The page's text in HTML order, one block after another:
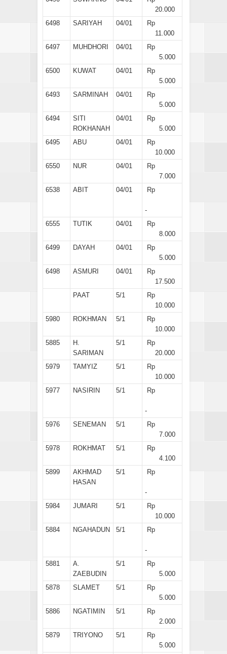
20.000
6498
SARIYAH 04/01
Rp
11.000
6497
MUHDHORI 04/01
Rp
5.000
6500
KUWAT 04/01
Rp
5.000
6493
SARMINAH 04/01
Rp
5.000
6494
SITI
ROKHANAH
04/01
Rp
5.000
6495
ABU 04/01
Rp
10.000
6550
NUR 04/01
Rp
7.000
6538
ABIT 04/01 Rp
-
6555
TUTIK 04/01
Rp
8.000
6499
DAYAH 04/01
Rp
5.000
6498
ASMURI 04/01
Rp
17.500
PAAT
5/1
Rp
10.000
5980
ROKHMAN 5/1
Rp
10.000
5885
H.
SARIMAN
5/1
Rp
20.000
5979
TAMYIZ 5/1
Rp
10.000
5977
NASIRIN 5/1 Rp
-
5976
SENEMAN 5/1
Rp
7.000
5978
ROKHMAT 5/1
Rp
4.100
5899
AKHMAD
HASAN
5/1 Rp
-
5984
JUMARI 5/1
Rp
10.000
5884
NGAHADUN 5/1 Rp
-
5881
A.
ZAEBUDIN
5/1
Rp
5.000
5878
SLAMET 5/1
Rp
5.000
5886
NGATIMIN 5/1
Rp
2.000
5879
TRIYONO 5/1
Rp
5.000